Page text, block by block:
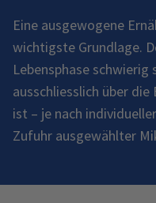
Eine ausgewogene
wichtigste Grundlage.
Lebensphase
ausschliesslich über die
ist – je nach
Zufuhr ausgewählter